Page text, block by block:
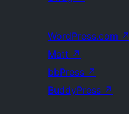
WordPress.com ↗
Matt ↗
bbPress ↗
BuddyPress ↗